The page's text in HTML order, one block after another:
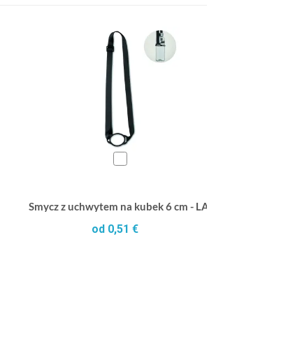
Smycz z uchwytem na kubek 6 cm - LANCUP
od 0,51 €